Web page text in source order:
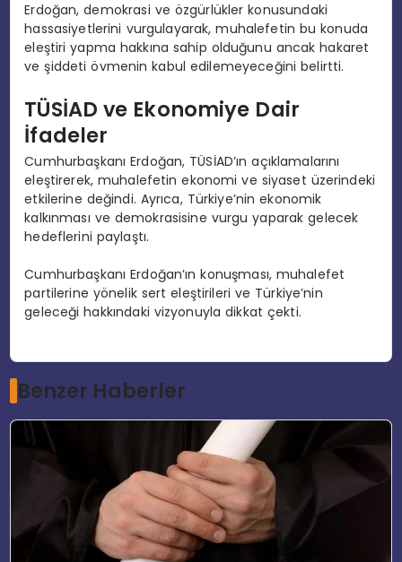
Erdoğan, demokrasi ve özgürlükler konusundaki
hassasiyetlerini vurgulayarak, muhalefetin bu konuda
eleştiri yapma hakkına sahip olduğunu ancak hakaret
ve şiddeti övmenin kabul edilemeyeceğini belirtti.
TÜSİAD ve Ekonomiye Dair
İfadeler
Cumhurbaşkanı Erdoğan, TÜSİAD’ın açıklamalarını
eleştirerek, muhalefetin ekonomi ve siyaset üzerindeki
etkilerine değindi. Ayrıca, Türkiye’nin ekonomik
kalkınması ve demokrasisine vurgu yaparak gelecek
hedeflerini paylaştı.
Cumhurbaşkanı Erdoğan’ın konuşması, muhalefet
partilerine yönelik sert eleştirileri ve Türkiye’nin
geleceği hakkındaki vizyonuyla dikkat çekti.
Benzer Haberler